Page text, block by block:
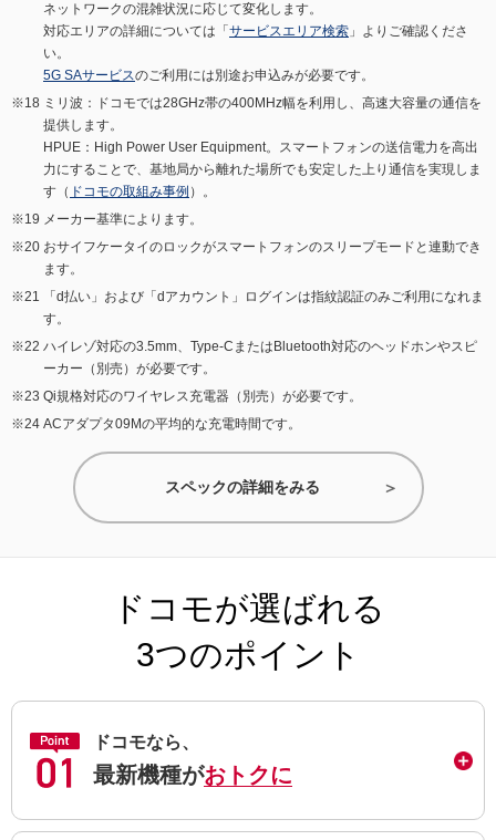
ネットワークの混雑状況に応じて変化します。
対応エリアの詳細については「 サービスエリア検索 」よりご確認くださ
い。
5G SAサービスのご利用には別途お申込みが必要です。
ミリ波：ドコモでは28GHz帯の400MHz幅を利用し、高速大容量の通信を
提供します。
HPUE：High Power User Equipment。スマートフォンの送信電力を高出
力にすることで、基地局から離れた場所でも安定した上り通信を実現しま
す（ ドコモの取組み事例 ）。
メーカー基準によります。
おサイフケータイのロックがスマートフォンのスリープモードと連動でき
ます。
「d払い」および「dアカウント」ログインは指紋認証のみご利用になれま
す。
ハイレゾ対応の3.5mm、Type-CまたはBluetooth対応のヘッドホンやスピ
ーカー（別売）が必要です。
Qi規格対応のワイヤレス充電器（別売）が必要です。
ACアダプタ09Mの平均的な充電時間です。
スペックの詳細をみる
ドコモが選ばれる
3つのポイント
ドコモなら、
最新機種がおトクに